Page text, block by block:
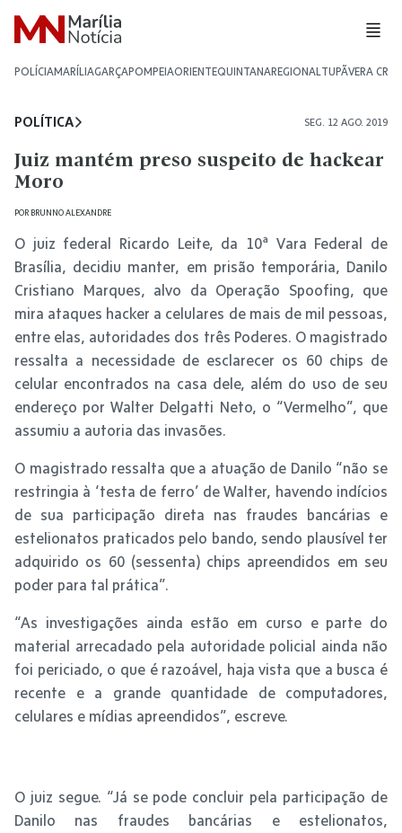
POLÍCIAMARÍLIAGARÇAPOMPEIAORIENTEQUINTANAREGIONALTUPÃVERA CRUZ
POLÍTICA SEG. 12 AGO. 2019
Juiz mantém preso suspeito de hackear
Moro
POR BRUNNO ALEXANDRE
O juiz federal Ricardo Leite, da 10ª Vara Federal de
Brasília, decidiu manter, em prisão temporária, Danilo
Cristiano Marques, alvo da Operação Spoofing, que
mira ataques hacker a celulares de mais de mil pessoas,
entre elas, autoridades dos três Poderes. O magistrado
ressalta a necessidade de esclarecer os 60 chips de
celular encontrados na casa dele, além do uso de seu
endereço por Walter Delgatti Neto, o “Vermelho”, que
assumiu a autoria das invasões.
O magistrado ressalta que a atuação de Danilo “não se
restringia à ‘testa de ferro’ de Walter, havendo indícios
de sua participação direta nas fraudes bancárias e
estelionatos praticados pelo bando, sendo plausível ter
adquirido os 60 (sessenta) chips apreendidos em seu
poder para tal prática”.
“As investigações ainda estão em curso e parte do
material arrecadado pela autoridade policial ainda não
foi periciado, o que é razoável, haja vista que a busca é
recente e a grande quantidade de computadores,
celulares e mídias apreendidos”, escreve.
O juiz segue. “Já se pode concluir pela participação de
Danilo nas fraudes bancárias e estelionatos,